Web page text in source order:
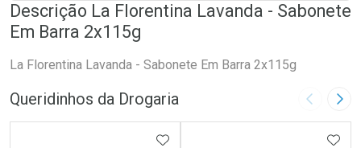
Descrição La Florentina Lavanda - Sabonete
Em Barra 2x115g
La Florentina Lavanda - Sabonete Em Barra 2x115g
Queridinhos da Drogaria Imagem
ADICIONAR AOS FAVORITOS